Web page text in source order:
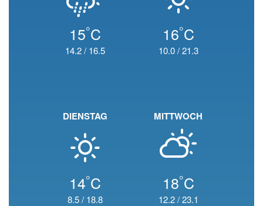
15°C
14.2/ 16.5
16°C
10.0/21.3
DIENSTAG
14°C
8.5/ 18.8
MITTWOCH
18°C
12.2/23.1